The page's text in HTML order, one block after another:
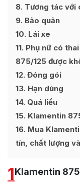
8 Tương tác với
9 Bảo quản
10 Lái xe
11 Phụ nữ có
875/125 được
12 Đóng gói
13 Hạn dùng
14 Quá liều
15 Klamentin
16 Mua
tín, chất lượng
1Klamentin